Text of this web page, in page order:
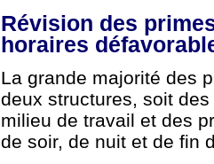
Révision des
horaires
La grande majorité des
deux structures, soit
milieu de travail et des
de soir, de nuit et de fin